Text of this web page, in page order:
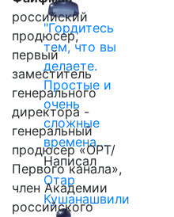
"Гордитесь
тем, что вы
делаете.
Простые и
очень
сложные
времена…
Написал
Отар
Кушанашвили
российский
продюсер,
первый
заместитель
генерального
директора -
генеральный
продюсер «ОРТ/
Первого канала»,
член Академии
российского